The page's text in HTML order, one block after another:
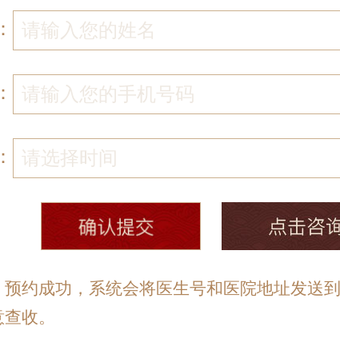
约成功，系统会将医生号和医院地址发送
收。